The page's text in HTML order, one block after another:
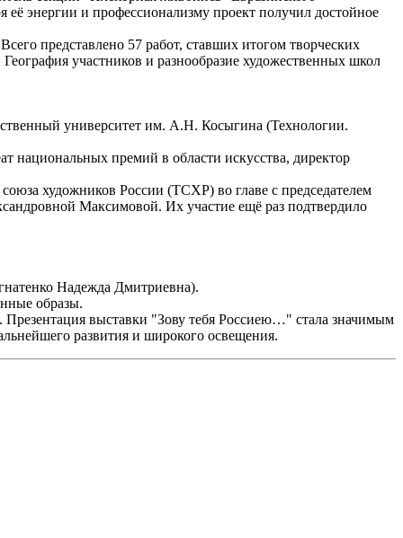
энергии и профессионализму проект получил достойное
представлено 57 работ, ставших итогом творческих
участников и разнообразие художественных школ
университет им. А.Н. Косыгина (Технологии.
премий в области искусства, директор
художников России (ТСХР) во главе с председателем
Максимовой. Их участие ещё раз подтвердило
Надежда Дмитриевна).
образы.
выставки "Зову тебя Россиею…" стала значимым
развития и широкого освещения.